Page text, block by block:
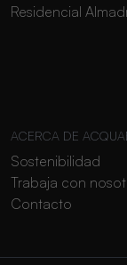
Residencial
ACERCA DE
Sostenibilidad
Trabaja con
Contacto